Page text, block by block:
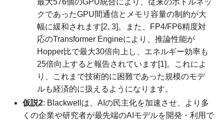
クであったGPU間通信とメモリ容量の制約が大
幅に緩和されます[2, 3]。また、FP4/FP6精度対
応のTransformer Engineにより、推論性能が
Hopper比で最大30倍向上し、エネルギー効率も
25倍向上すると報告されています[1]。これによ
り、これまで技術的に困難であった規模のモデ
ルも経済的に扱えるようになります。
仮説2: Blackwellは、AIの民主化を加速させ、より多
くの企業や研究者が最先端のAIモデルを開発・利用で